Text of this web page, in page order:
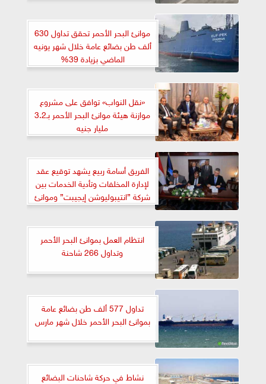
موانئ البحر الأحمر تحقق تداول 630
ألف طن بضائع عامة خلال شهر يونيه
الماضي بزيادة 39%
«نقل النواب» توافق على مشروع
موازنة هيئة موانئ البحر الأحمر بـ3.2
مليار جنيه
الفريق أسامة ربيع يشهد توقيع عقد
لإدارة المخلفات وتأدية الخدمات بين
شركة ”انتيبوليوشن إيجيبت” وموانئ
البحر الأحمر والشركة المصرية
انتظام العمل بموانئ البحر الأحمر
وتداول 266 شاحنة
تداول 577 ألف طن بضائع عامة
بموانئ البحر الأحمر خلال شهر مارس
نشاط في حركة شاحنات البضائع